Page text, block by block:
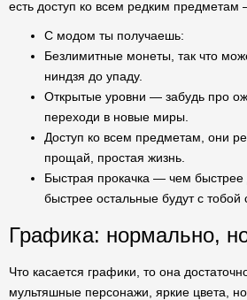
есть доступ ко всем редким
С модом ты получаешь:
Безлимитные монеты, так что
ниндзя до упаду.
Открытые уровни — забудь про
переходи в новые миры.
Доступ ко всем предметам, они
прощай, простая жизнь.
Быстрая прокачка — чем
быстрее остальные будут с тобой
Графика: нормально,
Что касается графики, то она
мультяшные персонажи, яркие цвета, но